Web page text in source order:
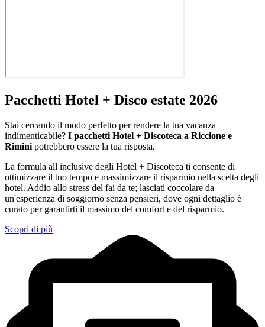
Pacchetti Hotel + Disco estate 2026
Stai cercando il modo perfetto per rendere la tua vacanza
indimenticabile? I pacchetti Hotel + Discoteca a Riccione e
Rimini potrebbero essere la tua risposta.
La formula all inclusive degli Hotel + Discoteca ti consente di
ottimizzare il tuo tempo e massimizzare il risparmio nella scelta degli
hotel. Addio allo stress del fai da te; lasciati coccolare da
un'esperienza di soggiorno senza pensieri, dove ogni dettaglio è
curato per garantirti il massimo del comfort e del risparmio.
Scopri di più